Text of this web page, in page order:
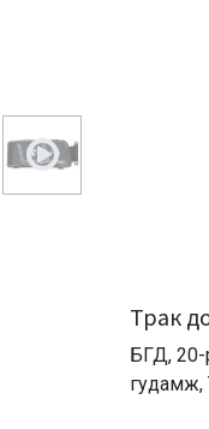
Трак
БГД, 20-
гудамж,